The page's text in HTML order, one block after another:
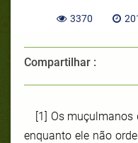
3370
Compartilhar :
[1] Os muçulmanos
enquanto ele não